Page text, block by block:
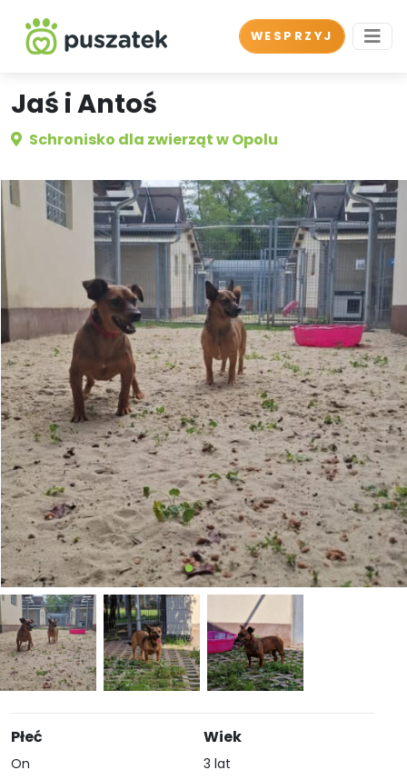
WESPRZYJ
Jaś i Antoś
Schronisko dla zwierząt w Opolu
Płeć
On
Wiek
3 lat